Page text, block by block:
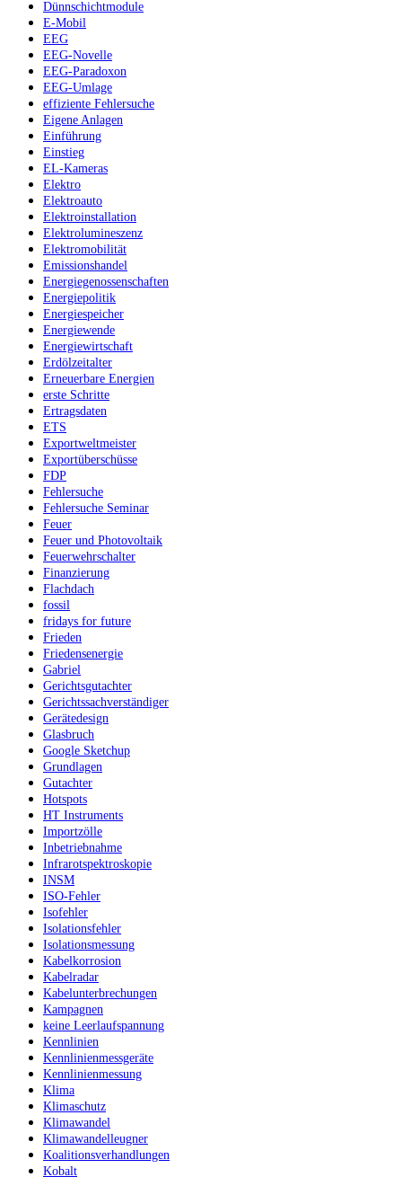
Dünnschichtmodule
E-Mobil
EEG
EEG-Novelle
EEG-Paradoxon
EEG-Umlage
effiziente Fehlersuche
Eigene Anlagen
Einführung
Einstieg
EL-Kameras
Elektro
Elektroauto
Elektroinstallation
Elektrolumineszenz
Elektromobilität
Emissionshandel
Energiegenossenschaften
Energiepolitik
Energiespeicher
Energiewende
Energiewirtschaft
Erdölzeitalter
Erneuerbare Energien
erste Schritte
Ertragsdaten
ETS
Exportweltmeister
Exportüberschüsse
FDP
Fehlersuche
Fehlersuche Seminar
Feuer
Feuer und Photovoltaik
Feuerwehrschalter
Finanzierung
Flachdach
fossil
fridays for future
Frieden
Friedensenergie
Gabriel
Gerichtsgutachter
Gerichtssachverständiger
Gerätedesign
Glasbruch
Google Sketchup
Grundlagen
Gutachter
Hotspots
HT Instruments
Importzölle
Inbetriebnahme
Infrarotspektroskopie
INSM
ISO-Fehler
Isofehler
Isolationsfehler
Isolationsmessung
Kabelkorrosion
Kabelradar
Kabelunterbrechungen
Kampagnen
keine Leerlaufspannung
Kennlinien
Kennlinienmessgeräte
Kennlinienmessung
Klima
Klimaschutz
Klimawandel
Klimawandelleugner
Koalitionsverhandlungen
Kobalt